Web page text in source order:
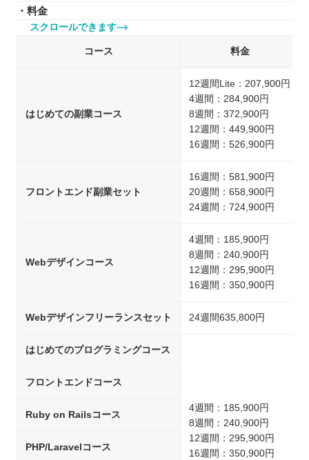
・料金
スクロールできます
コース 料金
はじめての副業コース
12週間Lite：207,900円
4週間：284,900円
8週間：372,900円
12週間：449,900円
16週間：526,900円
フロントエンド副業セット
16週間：581,900円
20週間：658,900円
24週間：724,900円
Webデザインコース
4週間：185,900円
8週間：240,900円
12週間：295,900円
16週間：350,900円
Webデザインフリーランスセット 24週間635,800円
はじめてのプログラミングコース
4週間：185,900円
8週間：240,900円
12週間：295,900円
16週間：350,900円
フロントエンドコース
Ruby on Railsコース
PHP/Laravelコース